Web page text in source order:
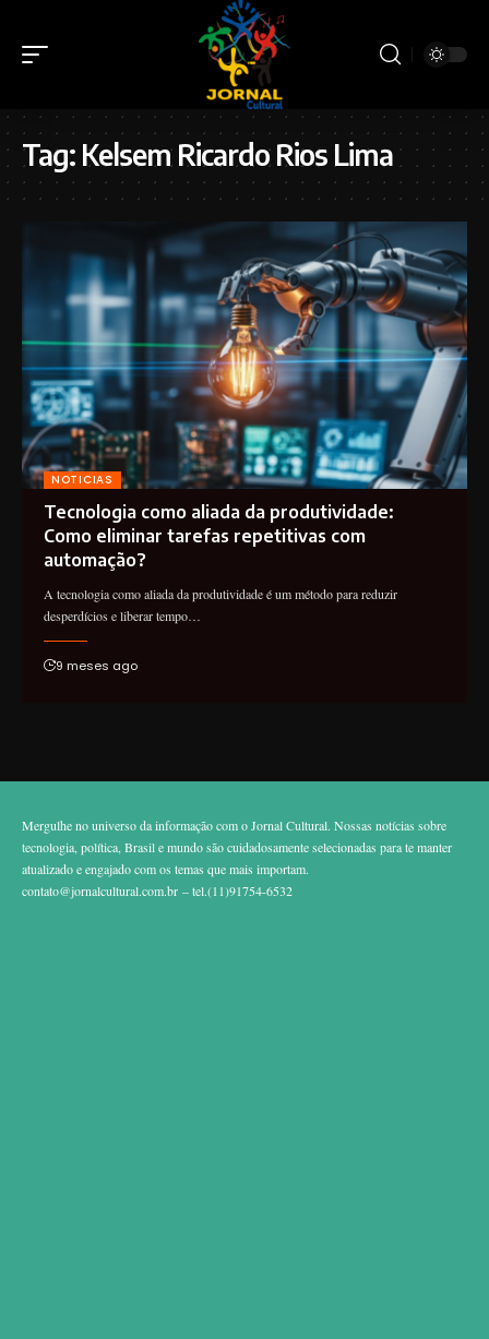
Tag: Kelsem Ricardo Rios Lima
NOTICIAS
Tecnologia como aliada da produtividade:
Como eliminar tarefas repetitivas com
automação?
A tecnologia como aliada da produtividade é um método para reduzir
desperdícios e liberar tempo…
9 meses ago
Mergulhe no universo da informação com o Jornal Cultural. Nossas notícias sobre
tecnologia, política, Brasil e mundo são cuidadosamente selecionadas para te manter
atualizado e engajado com os temas que mais importam.
contato@jornalcultural.com.br – tel.(11)91754-6532